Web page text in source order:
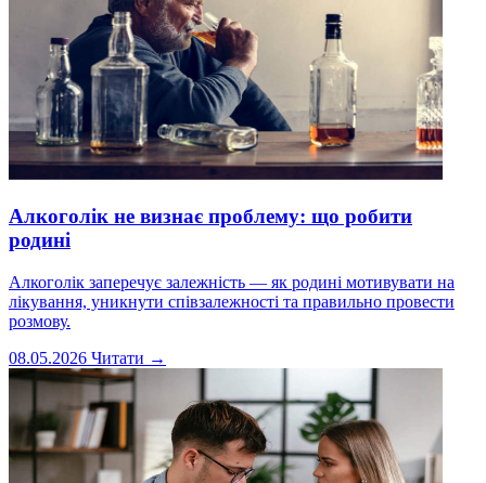
Алкоголік не визнає проблему: що робити
родині
Алкоголік заперечує залежність — як родині мотивувати на
лікування, уникнути співзалежності та правильно провести
розмову.
08.05.2026 Читати →